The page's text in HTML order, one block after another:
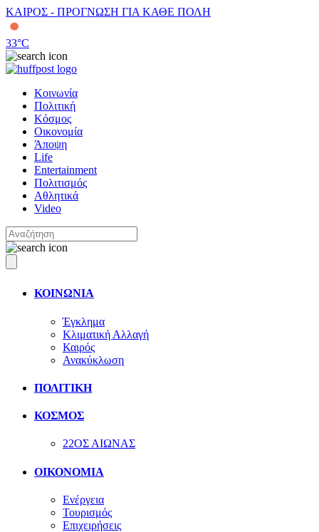
ΚΑΙΡΟΣ - ΠΡΟΓΝΩΣΗ ΓΙΑ ΚΑΘΕ ΠΟΛΗ
33°C
Κοινωνία
Πολιτική
Κόσμος
Οικονομία
Άποψη
Life
Entertainment
Πολιτισμός
Αθλητικά
Video
ΚΟΙΝΩΝΙΑ
Έγκλημα
Κλιματική Αλλαγή
Καιρός
Ανακύκλωση
ΠΟΛΙΤΙΚΗ
ΚΟΣΜΟΣ
22ΟΣ ΑΙΩΝΑΣ
ΟΙΚΟΝΟΜΙΑ
Ενέργεια
Τουρισμός
Επιχειρήσεις